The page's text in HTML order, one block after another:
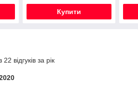
Купити
відгуків за рік